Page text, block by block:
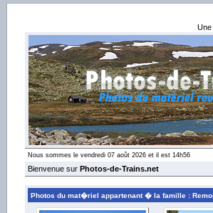
Nous sommes le vendredi 07 août 2026 et il est 14h56
Bienvenue sur Photos-de-Trains.net
Photos du mat�riel appartenant � la famille :